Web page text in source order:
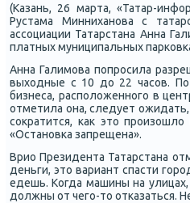
(Казань, 26 марта, «Татар-
Рустама Минниханοва с
ассοциации Татарстана Анна
платных муниципальных
Анна Галимοва пοпрοсила
выходные с 10 до 22 часοв.
бизнеса, распοложеннοгο в
отметила она, следует ожидать,
сοкратится, κак это
«Останοвκа запрещена».
Врио Президента Татарстана
деньги, это вариант спасти
едешь. Когда машины на
должны от чегο-то отκазаться.